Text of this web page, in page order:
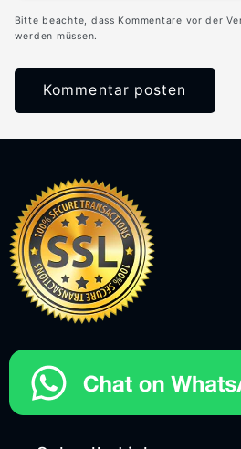
Bitte beachte, dass Kommentare vor der
werden müssen.